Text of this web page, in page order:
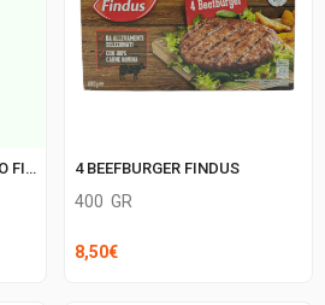
12 BASTONCINI MERLUZZO FINDUS 4 BEEFBURGER FINDUS
400 GR
8,50€